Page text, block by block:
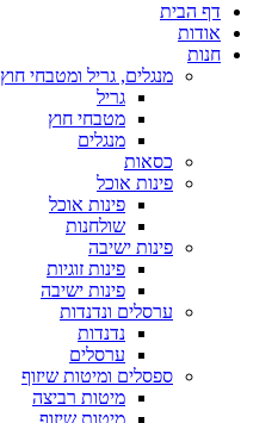
דף הבית
אודות
חנות
מנגלים, גריל ומטבחי חוץ
גריל
מטבחי חוץ
מנגלים
כסאות
פינות אוכל
פינות אוכל
שולחנות
פינות ישיבה
פינות זוגיות
פינות ישיבה
ערסלים ונדנדות
נדנדות
ערסלים
ספסלים ומיטות שיזוף
מיטות רביצה